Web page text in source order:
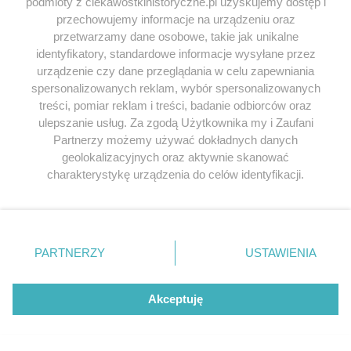
Pachnąc przekoloryzowaniem( których wiele w tej
książce, podobnie jak i nieścisłosci – vide określenie
brygady karpackiej pancerną)
Odpowiedz
napisał/a 16.01.2014
http://jan.imghost.us/3unc.jpg
http://jan.imghost.us/3uo2.jpg
przechowujemy informacje na urządzeniu oraz
przetwarzamy dane osobowe, takie jak unikalne
identyfikatory, standardowe informacje wysyłane przez
urządzenie czy dane przeglądania w celu zapewniania
spersonalizowanych reklam, wybór spersonalizowanych
treści, pomiar reklam i treści, badanie odbiorców oraz
ulepszanie usług. Za zgodą Użytkownika my i Zaufani
Partnerzy możemy używać dokładnych danych
geolokalizacyjnych oraz aktywnie skanować
charakterystykę urządzenia do celów identyfikacji.
zmienić/wycofać klikając przycisk ustawień prywatności
znajdujący się w lewym dolnym rogu strony
. Niektóre
użytkownika, ale masz prawo sprzeciwić się takiemu
przetwarzaniu. Preferencje będą miały zastosowania tylko
PARTNERZY USTAWIENIA
Akceptuję